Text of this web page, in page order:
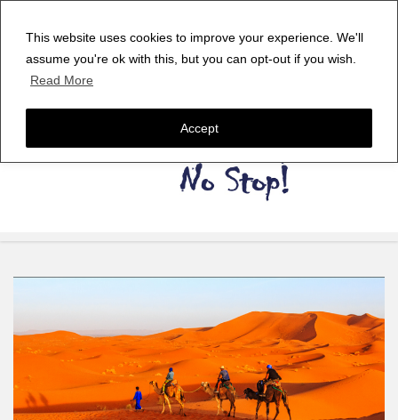
This website uses cookies to improve your experience. We'll
assume you're ok with this, but you can opt-out if you wish.
Read More
Accept